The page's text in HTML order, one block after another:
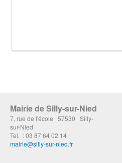
Mairie de Silly-sur-Nied
7, rue de l'école 57530 Silly-
sur-Nied
Tel. : 03 87 64 02 14
mairie@silly-sur-nied.fr